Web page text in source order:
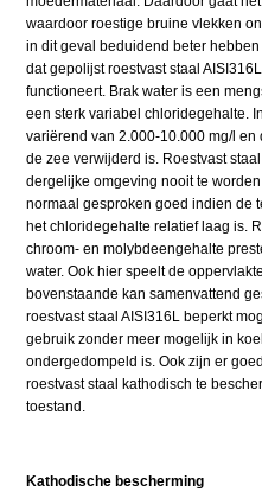
waardoor roestige bruine vlekken
in dit geval beduidend beter
dat gepolijst roestvast staal
functioneert. Brak water is een
een sterk variabel chloridegehalte.
variërend van 2.000-10.000 mg/l
de zee verwijderd is. Roestvast
dergelijke omgeving nooit te
normaal gesproken goed indien de
het chloridegehalte relatief laag is.
chroom- en molybdeengehalte
water. Ook hier speelt de
bovenstaande kan samenvattend
roestvast staal AISI316L beperkt
gebruik zonder meer mogelijk in
ondergedompeld is. Ook zijn er
roestvast staal kathodisch te
toestand.
Kathodische bescherming